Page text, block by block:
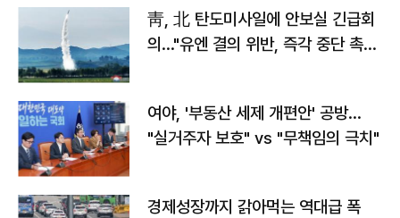
靑, 北 탄도미사일에 안보실 긴급회
의…"유엔 결의 위반, 즉각 중단 촉
여야, '부동산 세제 개편안' 공방…
"실거주자 보호" vs "무책임의 극치"
경제성장까지 갉아먹는 역대급 폭